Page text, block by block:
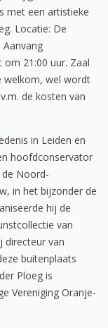
met een artistieke
Locatie: De
om 21:00 uur. Zaal
welkom, wel wordt
de kosten van
in Leiden en
hoofdconservator
de Noord-
in het bijzonder de
hij de
van
directeur van
buitenplaats
Ploeg is
Vereniging Oranje-